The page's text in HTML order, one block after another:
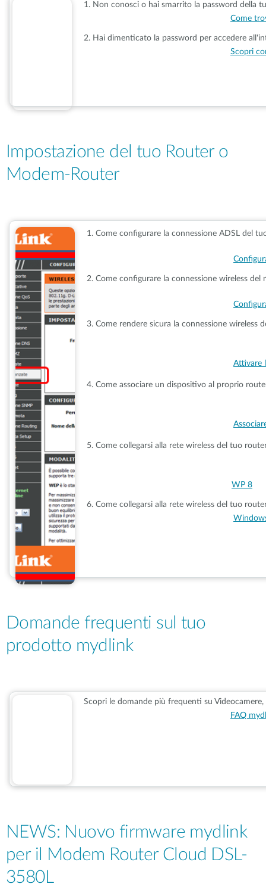
1. Non conosci o hai smarrito la password della
Come
2. Hai dimenticato la password per accedere
Scopri
Impostazione del tuo Router o
Modem-Router
1. Come configurare la connessione ADSL del
2. Come configurare la connessione wireless del
3. Come rendere sicura la connessione wireless
Attivare
4. Come associare un dispositivo al proprio
5. Come collegarsi alla rete wireless del tuo
WP 8
6. Come collegarsi alla rete wireless del tuo
Domande frequenti sul tuo
prodotto mydlink
Scopri le domande più frequenti su
FAQ
NEWS: Nuovo firmware mydlink
per il Modem Router Cloud DSL-
3580L